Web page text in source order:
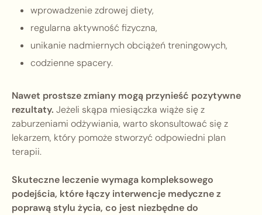
wprowadzenie zdrowej diety,
regularna aktywność fizyczna,
unikanie nadmiernych obciążeń treningowych,
codzienne spacery.
Nawet prostsze zmiany mogą przynieść pozytywne
rezultaty. Jeżeli skąpa miesiączka wiąże się z
zaburzeniami odżywiania, warto skonsultować się z
lekarzem, który pomoże stworzyć odpowiedni plan
terapii.
Skuteczne leczenie wymaga kompleksowego
podejścia, które łączy interwencje medyczne z
poprawą stylu życia, co jest niezbędne do